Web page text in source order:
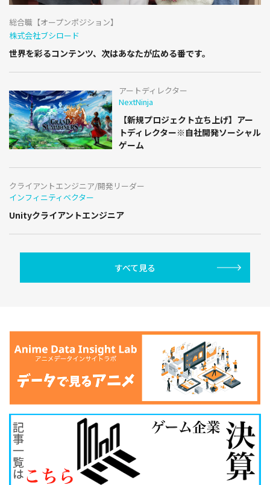
総合職【オープンポジション】
株式会社ブシロード
世界を彩るコンテンツ、次はあなたが広める番です。
アートディレクター
NextNinja
【新規プロジェクト立ち上げ】アー
トディレクター※自社開発ソーシャル
ゲーム
クライアントエンジニア/開発リーダー
インフィニティベクター
Unityクライアントエンジニア
すべて見る